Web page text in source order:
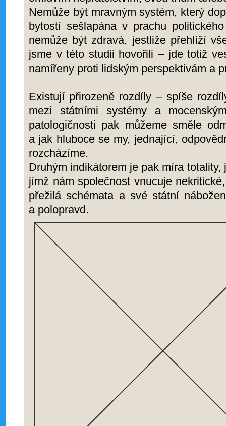
Nemůže být mravným systém, který
bytostí sešlapána v prachu
nemůže být zdravá, jestliže přehlíží
jsme v této studii hovořili – jde totiž
namířeny proti lidským perspektivám a
Existují přirozeně rozdíly – spíše
mezi státními systémy a
patologičnosti pak můžeme směle
a jak hluboce se my, jednající,
rozcházíme.
Druhým indikátorem je pak míra
jímž nám společnost vnucuje
přežilá schémata a své státní
a polopravd.